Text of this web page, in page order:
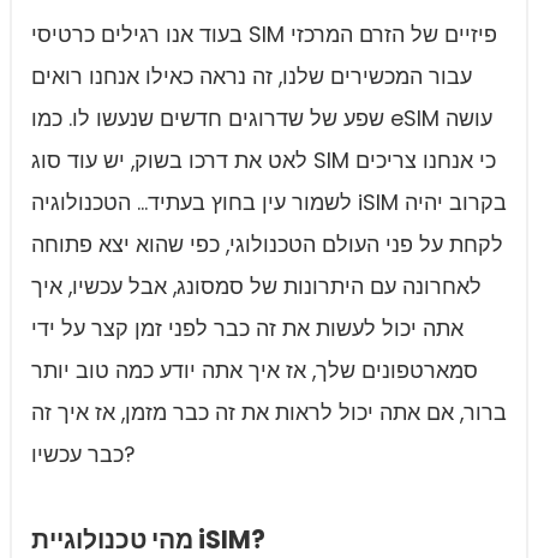
בעוד אנו רגילים כרטיסי SIM פיזיים של הזרם המרכזי
עבור המכשירים שלנו, זה נראה כאילו אנחנו רואים
שפע של שדרוגים חדשים שנעשו לו. כמו eSIM עושה
לאט את דרכו בשוק, יש עוד סוג SIM כי אנחנו צריכים
לשמור עין בחוץ בעתיד... הטכנולוגיה iSIM בקרוב יהיה
לקחת על פני העולם הטכנולוגי, כפי שהוא יצא פתוחה
לאחרונה עם היתרונות של סמסונג, אבל עכשיו, איך
אתה יכול לעשות את זה כבר לפני זמן קצר על ידי
סמארטפונים שלך, אז איך אתה יודע כמה טוב יותר
ברור, אם אתה יכול לראות את זה כבר מזמן, אז איך זה
כבר עכשיו?
מהי טכנולוגיית iSIM?